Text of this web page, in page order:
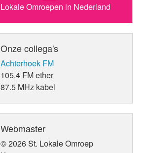
Lokale Omroepen in Nederland
Onze collega's
Achterhoek FM
105.4 FM ether
87.5 MHz kabel
Webmaster
© 2026 St. Lokale Omroep